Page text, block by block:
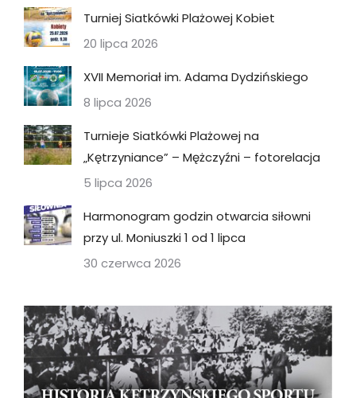
Turniej Siatkówki Plażowej Kobiet
20 lipca 2026
XVII Memoriał im. Adama Dydzińskiego
8 lipca 2026
Turnieje Siatkówki Plażowej na
„Kętrzyniance” – Mężczyźni – fotorelacja
5 lipca 2026
Harmonogram godzin otwarcia siłowni
przy ul. Moniuszki 1 od 1 lipca
30 czerwca 2026